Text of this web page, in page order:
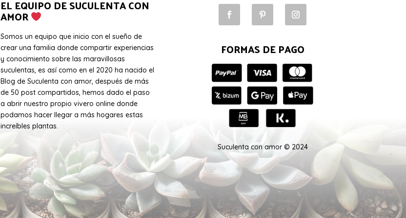
EL EQUIPO DE SUCULENTA CON
AMOR
Somos un equipo que inicio con el sueño de
crear una familia donde compartir experiencias
y conocimiento sobre las maravillosas
suculentas, es así como en el 2020 ha nacido el
Blog de Suculenta con amor, después de más
de 50 post compartidos, hemos dado el paso
a abrir nuestro propio vivero online donde
podamos hacer llegar a más hogares estas
increíbles plantas.
FORMAS DE PAGO
Suculenta con amor © 2024